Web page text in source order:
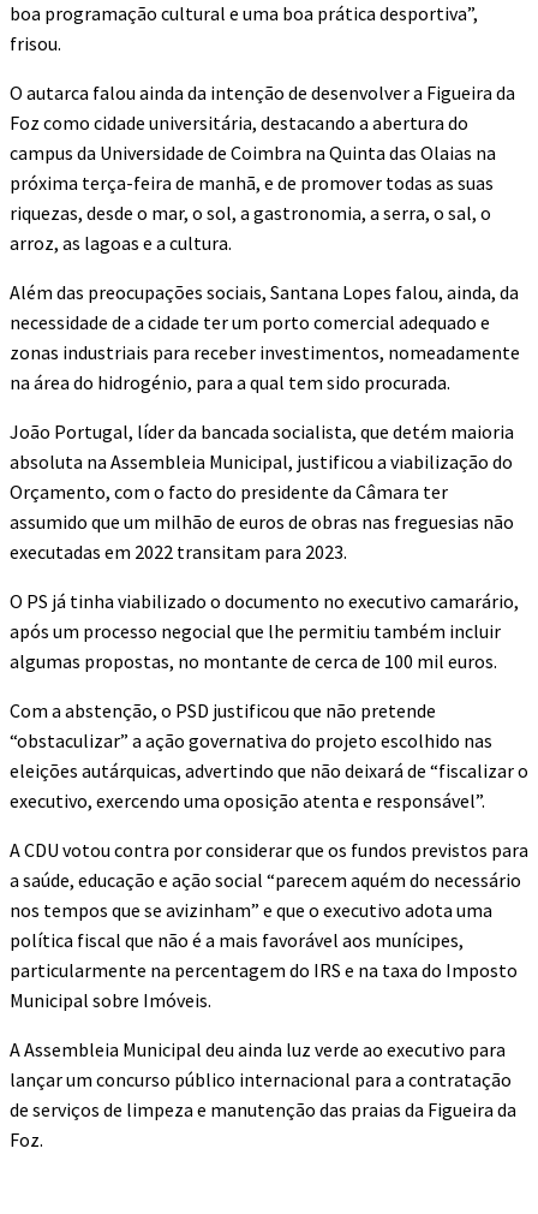
boa programação cultural e uma boa prática desportiva”,
frisou.
O autarca falou ainda da intenção de desenvolver a Figueira da
Foz como cidade universitária, destacando a abertura do
campus da Universidade de Coimbra na Quinta das Olaias na
próxima terça-feira de manhã, e de promover todas as suas
riquezas, desde o mar, o sol, a gastronomia, a serra, o sal, o
arroz, as lagoas e a cultura.
Além das preocupações sociais, Santana Lopes falou, ainda, da
necessidade de a cidade ter um porto comercial adequado e
zonas industriais para receber investimentos, nomeadamente
na área do hidrogénio, para a qual tem sido procurada.
João Portugal, líder da bancada socialista, que detém maioria
absoluta na Assembleia Municipal, justificou a viabilização do
Orçamento, com o facto do presidente da Câmara ter
assumido que um milhão de euros de obras nas freguesias não
executadas em 2022 transitam para 2023.
O PS já tinha viabilizado o documento no executivo camarário,
após um processo negocial que lhe permitiu também incluir
algumas propostas, no montante de cerca de 100 mil euros.
Com a abstenção, o PSD justificou que não pretende
“obstaculizar” a ação governativa do projeto escolhido nas
eleições autárquicas, advertindo que não deixará de “fiscalizar o
executivo, exercendo uma oposição atenta e responsável”.
A CDU votou contra por considerar que os fundos previstos para
a saúde, educação e ação social “parecem aquém do necessário
nos tempos que se avizinham” e que o executivo adota uma
política fiscal que não é a mais favorável aos munícipes,
particularmente na percentagem do IRS e na taxa do Imposto
Municipal sobre Imóveis.
A Assembleia Municipal deu ainda luz verde ao executivo para
lançar um concurso público internacional para a contratação
de serviços de limpeza e manutenção das praias da Figueira da
Foz.